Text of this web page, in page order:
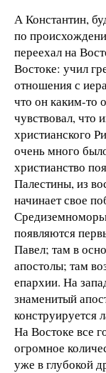
А Константин,
по
переехал на
Востоке: учил
отношения с
что он каким-то
чувствовал, что
христианского
очень много
христианство
Палестины, из
начинает свое
появляются
Павел; там в
апостолы; там
епархии. На
знаменитый
конструируется
На Востоке все
огромное
уже в глубокой